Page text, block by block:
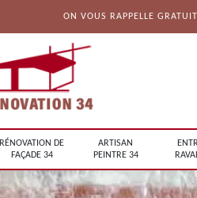
ON VOUS RAPPELLE
RÉNOVATION DE
FAÇADE 34
ARTISAN
PEINTRE 34